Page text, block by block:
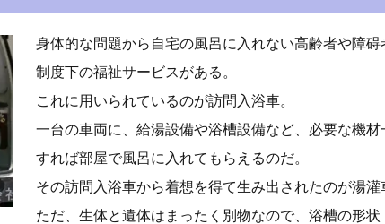
身体的な問題から自宅の風呂に入れない高齢者や障
制度下の福祉サービスがある。
これに用いられているのが訪問入浴車。
一台の車両に、給湯設備や浴槽設備など、必要な機
すれば部屋で風呂に入れてもらえるのだ。
その訪問入浴車から着想を得て生み出されたのが湯灌
ただ、生体と遺体はまったく別物なので、浴槽の形